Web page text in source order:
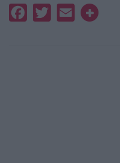
FacebookTwitterEmail